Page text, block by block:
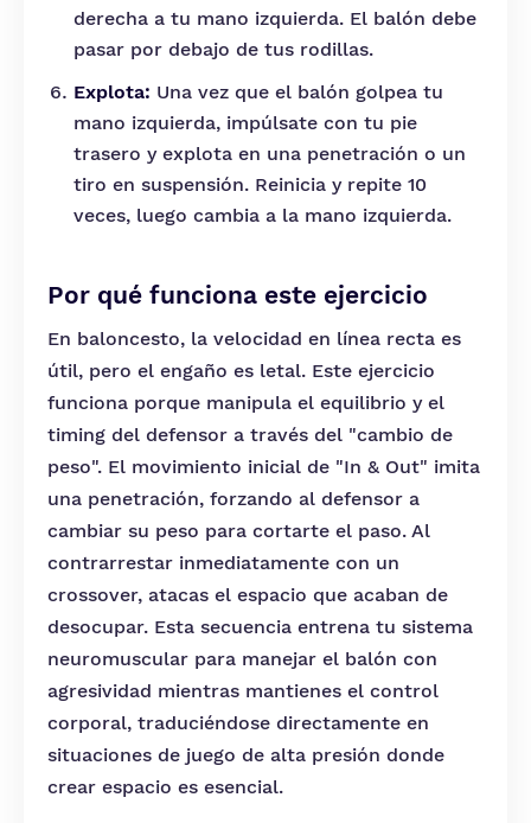
derecha a tu mano izquierda. El balón debe
pasar por debajo de tus rodillas.
Explota: Una vez que el balón golpea tu
mano izquierda, impúlsate con tu pie
trasero y explota en una penetración o un
tiro en suspensión. Reinicia y repite 10
veces, luego cambia a la mano izquierda.
Por qué funciona este ejercicio
En baloncesto, la velocidad en línea recta es
útil, pero el engaño es letal. Este ejercicio
funciona porque manipula el equilibrio y el
timing del defensor a través del "cambio de
peso". El movimiento inicial de "In & Out" imita
una penetración, forzando al defensor a
cambiar su peso para cortarte el paso. Al
contrarrestar inmediatamente con un
crossover, atacas el espacio que acaban de
desocupar. Esta secuencia entrena tu sistema
neuromuscular para manejar el balón con
agresividad mientras mantienes el control
corporal, traduciéndose directamente en
situaciones de juego de alta presión donde
crear espacio es esencial.